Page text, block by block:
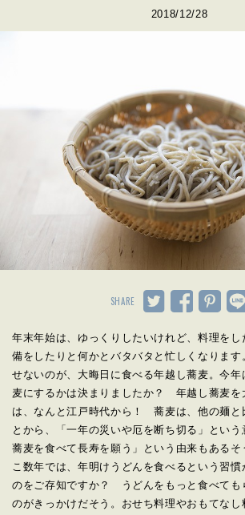
2018/12/28
SHARE
年末年始は、ゆっくりしたいけれど、料理を
備をしたりと何かとバタバタと忙しくなりま
せないのが、大晦日に食べる年越し蕎麦。今
麦にするかは決まりましたか？ 年越し蕎麦を
は、なんと江戸時代から！ 蕎麦は、他の麺と
とから、「一年の災いや厄を断ち切る」とい
蕎麦を食べて長寿を願う」という由来もあるそ
こ数年では、年明けうどんを食べるという習慣
のをご存知ですか？ うどんをもっと食べて
のがきっかけだそう。おせち料理やおもてなし